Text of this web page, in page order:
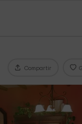
Compartir